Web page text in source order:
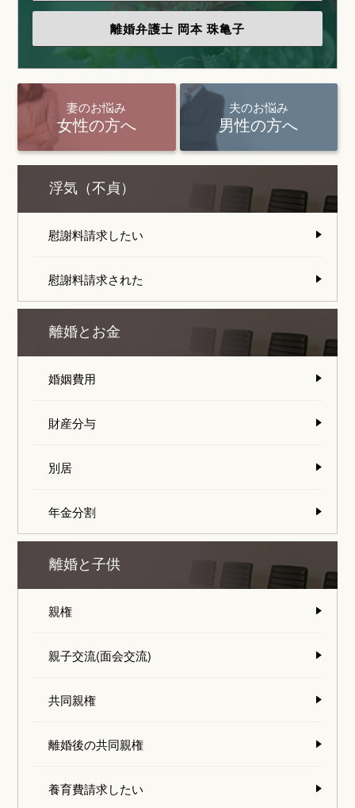
離婚弁護士 岡本 珠亀子
妻のお悩み
女性の方へ
夫のお悩み
男性の方へ
浮気（不貞）
慰謝料請求したい
慰謝料請求された
離婚とお金
婚姻費用
財産分与
別居
年金分割
離婚と子供
親権
親子交流(面会交流)
共同親権
離婚後の共同親権
養育費請求したい